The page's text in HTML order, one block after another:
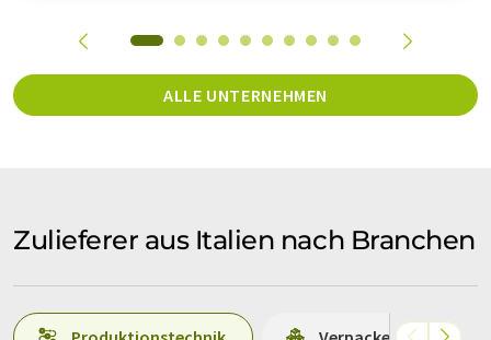
ALLE UNTERNEHMEN
Zulieferer aus Italien nach Branchen